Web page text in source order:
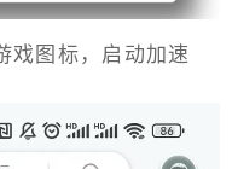
戏图标，启动加速